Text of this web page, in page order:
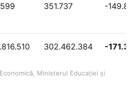
351.737 -
302.462.384 -
Ministerul Educației și